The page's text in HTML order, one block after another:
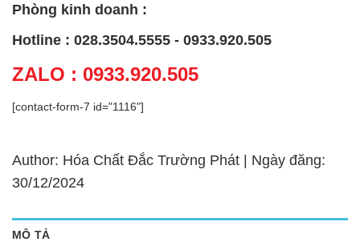
Phòng kinh doanh :
Hotline : 028.3504.5555 - 0933.920.505
ZALO : 0933.920.505
[contact-form-7 id="1116"]
Author: Hóa Chất Đắc Trường Phát | Ngày đăng:
30/12/2024
MÔ TẢ